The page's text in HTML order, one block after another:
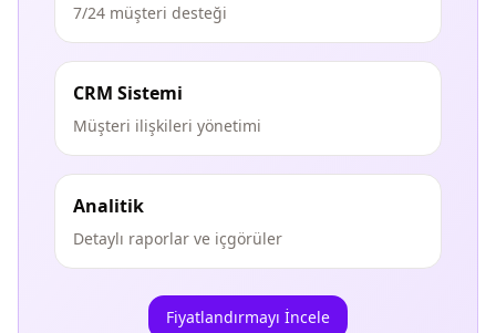
7/24 müşteri desteği
CRM Sistemi
Müşteri ilişkileri yönetimi
Analitik
Detaylı raporlar ve içgörüler
Fiyatlandırmayı İncele